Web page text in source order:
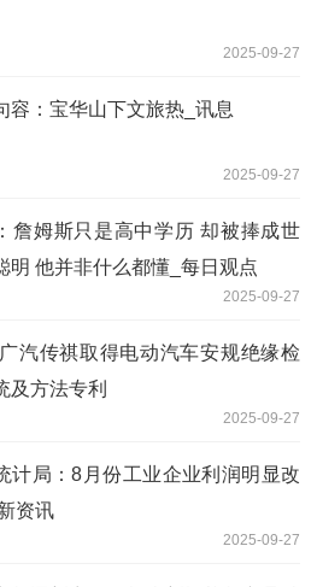
2025-09-27
容：宝华山下文旅热_讯息
2025-09-27
詹姆斯只是高中学历 却被捧成世
明 他并非什么都懂_每日观点
2025-09-27
汽传祺取得电动汽车安规绝缘检
及方法专利
2025-09-27
计局：8月份工业企业利润明显改
资讯
2025-09-27